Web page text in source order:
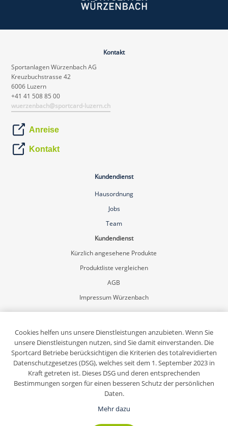
Kontakt
Sportanlagen Würzenbach AG
Kreuzbuchstrasse 42
6006 Luzern
+41 41 508 85 00
wuerzenbach@sportcard-luzern.ch
Anreise
Kontakt
Kundendienst
Hausordnung
Jobs
Team
Kundendienst
Kürzlich angesehene Produkte
Produktliste vergleichen
AGB
Impressum Würzenbach
Mein Konto
Registrierung
Anmelden
Sportcard-Newsletter abonnieren
Cookies helfen uns unsere Dienstleistungen anzubieten. Wenn Sie
unsere Dienstleistungen nutzen, sind Sie damit einverstanden. Die
Sportcard Betriebe berücksichtigen die Kriterien des totalrevidierten
Datenschutzgesetzes (DSG), welches seit dem 1. September 2023 in
Kraft getreten ist. Dieses DSG und deren entsprechenden
Bestimmungen sorgen für einen besseren Schutz der persönlichen
Daten.
Mehr dazu